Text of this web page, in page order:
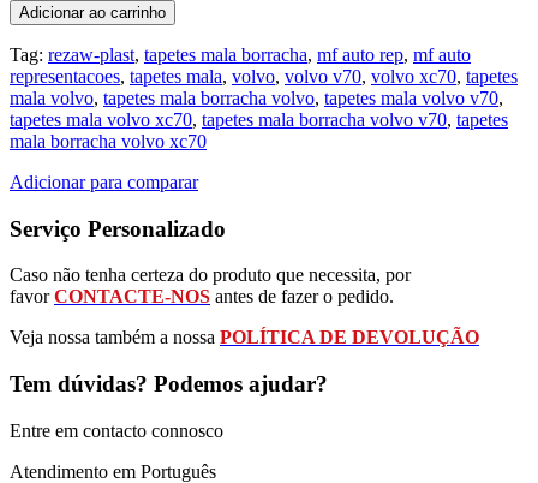
Adicionar ao carrinho
Tag: rezaw-plast, tapetes mala borracha, mf auto rep, mf auto
representacoes, tapetes mala, volvo, volvo v70, volvo xc70, tapetes
mala volvo, tapetes mala borracha volvo, tapetes mala volvo v70,
tapetes mala volvo xc70, tapetes mala borracha volvo v70, tapetes
mala borracha volvo xc70
Adicionar para comparar
Serviço Personalizado
Caso não tenha certeza do produto que necessita, por
favorCONTACTE-NOS antes de fazer o pedido.
Veja nossa também a nossa POLÍTICA DE DEVOLUÇÃO
Tem dúvidas? Podemos ajudar?
Entre em contacto connosco
Atendimento em Português